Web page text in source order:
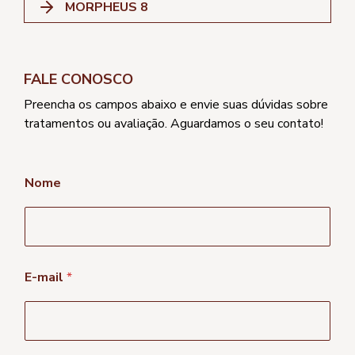
MORPHEUS 8
FALE CONOSCO
Preencha os campos abaixo e envie suas dúvidas sobre
tratamentos ou avaliação. Aguardamos o seu contato!
Nome
E-mail *